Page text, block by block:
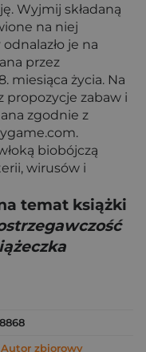
Wyjmij składaną
na niej
je na
przez
miesiąca życia. Na
zabaw i
zgodnie z
biobójczą
wirusów i
temat książki
Autor zbiorowy